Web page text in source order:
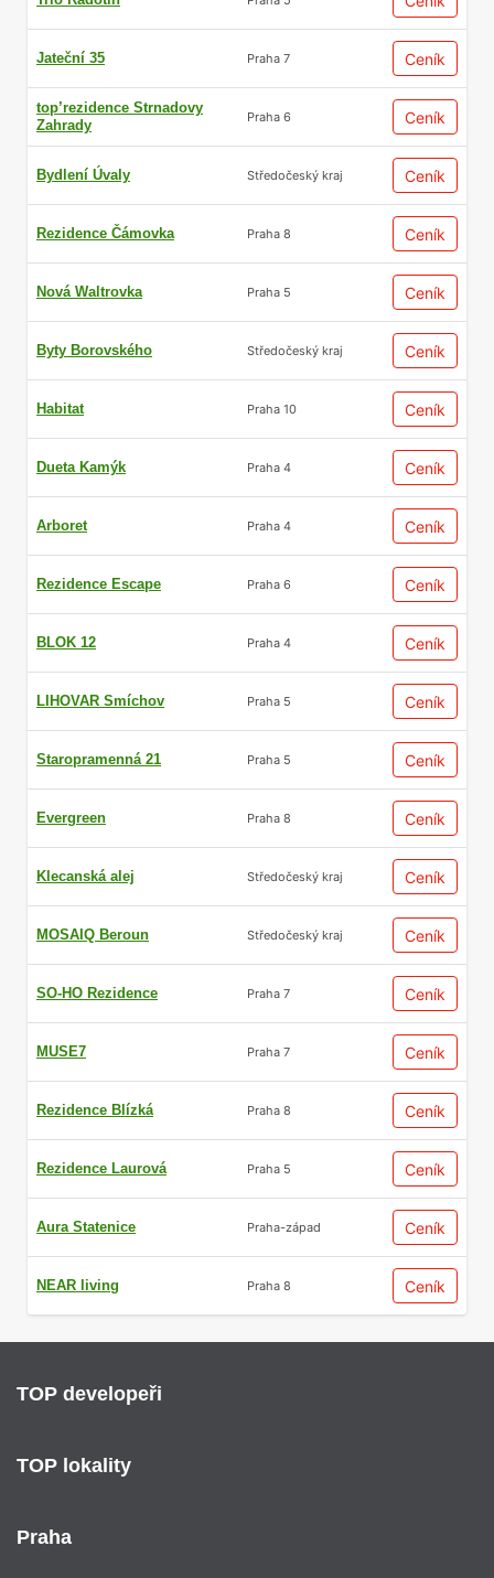
Jateční 35 Praha 7 Ceník
top’rezidence Strnadovy
Zahrady
Praha 6 Ceník
Bydlení Úvaly Středočeský kraj Ceník
Rezidence Čámovka Praha 8 Ceník
Nová Waltrovka Praha 5 Ceník
Byty Borovského Středočeský kraj Ceník
Habitat Praha 10 Ceník
Dueta Kamýk Praha 4 Ceník
Arboret Praha 4 Ceník
Rezidence Escape Praha 6 Ceník
BLOK 12 Praha 4 Ceník
LIHOVAR Smíchov Praha 5 Ceník
Staropramenná 21 Praha 5 Ceník
Evergreen Praha 8 Ceník
Klecanská alej Středočeský kraj Ceník
MOSAIQ Beroun Středočeský kraj Ceník
SO-HO Rezidence Praha 7 Ceník
MUSE7 Praha 7 Ceník
Rezidence Blízká Praha 8 Ceník
Rezidence Laurová Praha 5 Ceník
Aura Statenice Praha-západ Ceník
NEAR living Praha 8 Ceník
TOP developeři
TOP lokality
Praha